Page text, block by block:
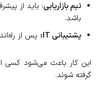
تیم بازاریابی: باید از
باشد.
پشتیبانی IT
: پس از
این کار باعث می‌شود کسی
گرفته شوند.